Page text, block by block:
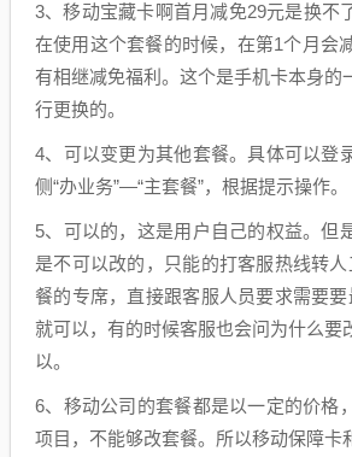
3、移动宝藏卡啊首月减免29元是换不
在使用这个套餐的时候，在第1个月会
有相继减免福利。这个是手机卡本身的
行更换的。
4、可以变更为其他套餐。具体可以登
侧“办业务”—“主套餐”，根据提示操作。
5、可以的，这是用户自己的权益。但
是不可以改的，只能的打客服热线转
餐的专席，直接跟客服人员要求需要
就可以，有的时候客服也会问为什么要
以。
6、移动公司的套餐都是以一定的价格
项目，不能够改套餐。所以移动保障卡